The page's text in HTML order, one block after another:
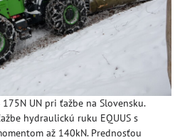
UN pri ťažbe na Slovensku.
hydraulickú ruku EQUUS s
až 140kN. Prednosťou